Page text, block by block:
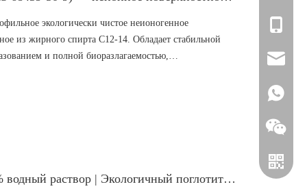
экологически чистое неионогенное
из жирного спирта C12-14. Обладает стабильной
и полной биоразлагаемостью,
текстиле, бытовых химикатах и ​​эмульгаторах
N,N-Диэтилгидроксиламин ДЭГА 85% водный раствор | Экологичный поглотитель кислорода и ингибитор полимеризации